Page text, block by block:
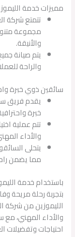
مميزات خدمة
تتمتع شركة
مجموعة
والأنيقة.
يتم صيانة
والراحة
سائقين ذوي خبرة
يقدم فريق
خبرة
تتم عملية
والأداء
يتحلى
مما يضمن
باستخدام خدمة
بتجربة رحلة مريحة
الليموزين من
والأداء المهني، مع
احتياجات وتفضيلات